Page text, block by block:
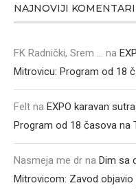
NAJNOVIJI KOMENTARI
FK Radnički, Srem ... na
Mitrovicu: Program od 18
Felt na EXPO karavan
Program od 18 časova na
Nasmeja me dr na Dim sa
Mitrovicom: Zavod